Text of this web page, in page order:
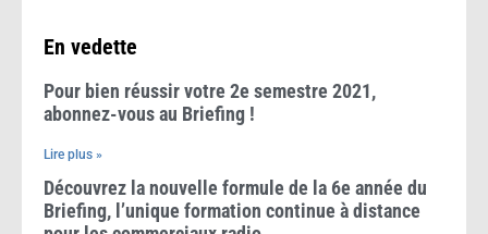
En vedette
Pour bien réussir votre 2e semestre 2021,
abonnez-vous au Briefing !
Lire plus »
Découvrez la nouvelle formule de la 6e année du
Briefing, l’unique formation continue à distance